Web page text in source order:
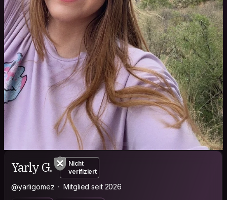
Yarly G.
Nicht
verifiziert
@yarligomez Mitglied seit 2026